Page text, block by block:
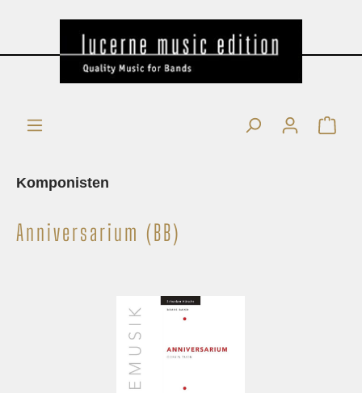
Komponisten
Anniversarium (BB)